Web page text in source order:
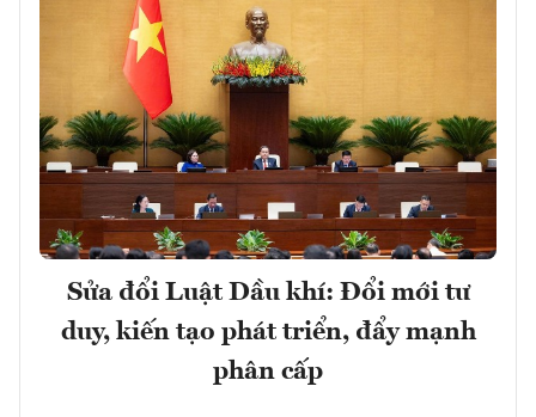
Sửa đổi Luật Dầu khí: Đổi mới tư
duy, kiến tạo phát triển, đẩy mạnh
phân cấp